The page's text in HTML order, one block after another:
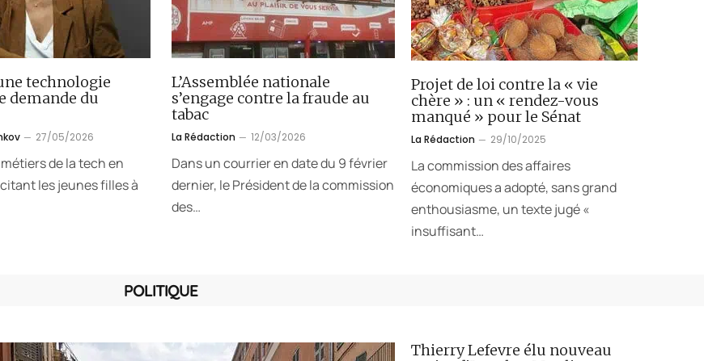
technologie
demande du
27/05/2026
de la tech en
les jeunes filles à
L’Assemblée nationale
s’engage contre la fraude au
tabac
La Rédaction 12/03/2026
Dans un courrier en date du 9 février
dernier, le Président de la commission
des…
Projet de loi contre la « vie
chère » : un « rendez-vous
manqué » pour le Sénat
La Rédaction 29/10/2025
La commission des affaires
économiques a adopté, sans grand
enthousiasme, un texte jugé «
insuffisant…
POLITIQUE
Thierry Lefevre élu nouveau